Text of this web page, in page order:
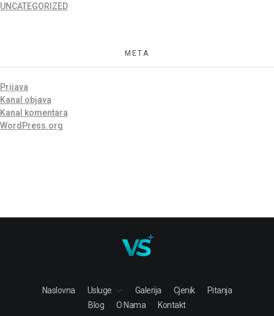
UNCATEGORIZED
META
Prijava
Kanal objava
Kanal komentara
WordPress.org
Naslovna Usluge Galerija Cjenik
Pitanja
Blog
O Nama Kontakt